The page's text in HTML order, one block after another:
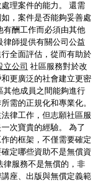
理案件的能力。 還需
，案件是否能夠妥善處
有酬工作而必須由其他
律師提供有關公司公益
全面評估，從而有助於
立公司 社區服務對於改
更廣泛的社會建立更密
其他成員之間能夠進行
需的正規化和專業化。
律工作，但志願社區服
次寶貴的經驗。 為了
的框架，不僅需要確定
定哪些資助不是無償資
律服務不是無償的，非
座、出版與無償定義範